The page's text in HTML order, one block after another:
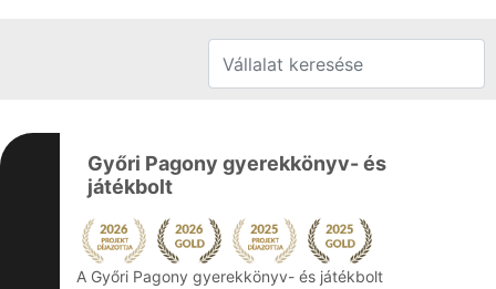
Győri Pagony gyerekkönyv- és
játékbolt
A Győri Pagony gyerekkönyv- és játékbolt